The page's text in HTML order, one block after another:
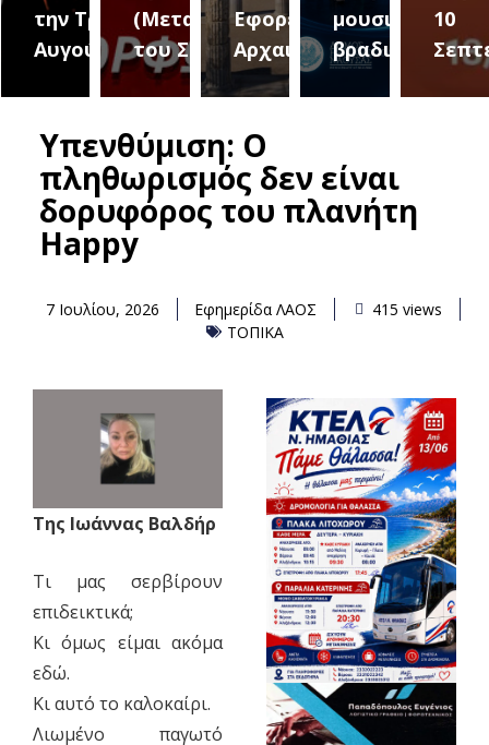
2
την Τρίτη 18
Αυγούστου
(Μεταμόρφωση
του Σωτήρος)
Εφορεία
Αρχαιοτήτων
μουσική
βραδιά
10
Υπενθύμιση: Ο
πληθωρισμός δεν είναι
δορυφόρος του πλανήτη
Happy
7 Ιουλίου, 2026 Εφημερίδα ΛΑΟΣ
415 views
ΤΟΠΙΚΑ
Της Ιωάννας Βαλδήρ
Τι μας σερβίρουν
επιδεικτικά;
Κι όμως είμαι ακόμα
εδώ.
Κι αυτό το καλοκαίρι.
Λιωμένο παγωτό